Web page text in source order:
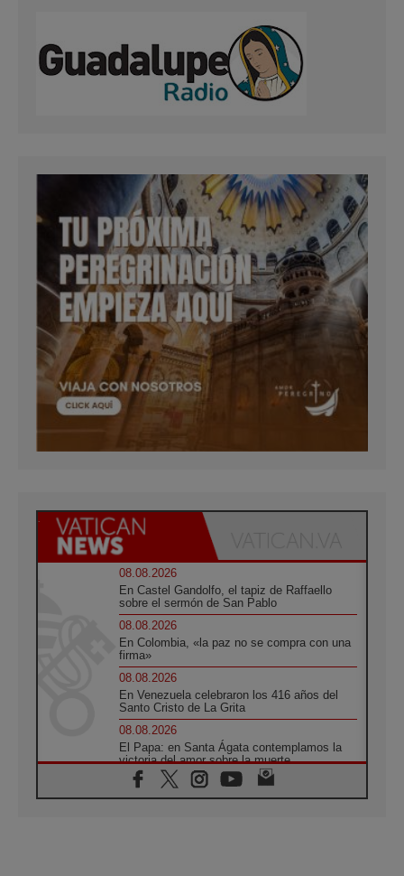
08.08.2026
En Castel Gandolfo, el tapiz de Raffaello
sobre el sermón de San Pablo
08.08.2026
En Colombia, «la paz no se compra con una
firma»
08.08.2026
En Venezuela celebraron los 416 años del
Santo Cristo de La Grita
08.08.2026
El Papa: en Santa Ágata contemplamos la
victoria del amor sobre la muerte
08.08.2026
León XIV visitará el Santuario de la Madre